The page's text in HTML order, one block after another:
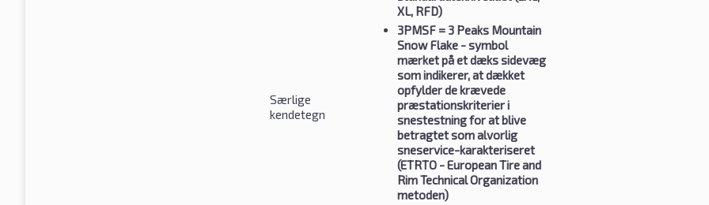
Særlige
kendetegn
XL, RFD)
3PMSF= 3 Peaks Mountain
Snow Flake - symbol
mærket på et dæks sidevæg
som indikerer, at dækket
opfylder de krævede
præstationskriterier i
snestestning for at blive
betragtet som alvorlig
sneservice-karakteriseret
(ETRTO - European Tire and
Rim Technical Organization
metoden)